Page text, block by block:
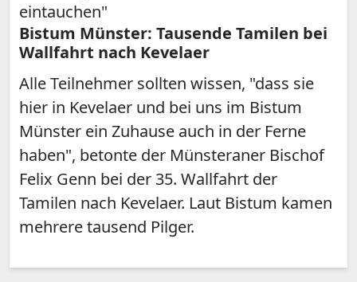
eintauchen"
Bistum Münster: Tausende Tamilen bei
Wallfahrt nach Kevelaer
Alle Teilnehmer sollten wissen, "dass sie
hier in Kevelaer und bei uns im Bistum
Münster ein Zuhause auch in der Ferne
haben", betonte der Münsteraner Bischof
Felix Genn bei der 35. Wallfahrt der
Tamilen nach Kevelaer. Laut Bistum kamen
mehrere tausend Pilger.